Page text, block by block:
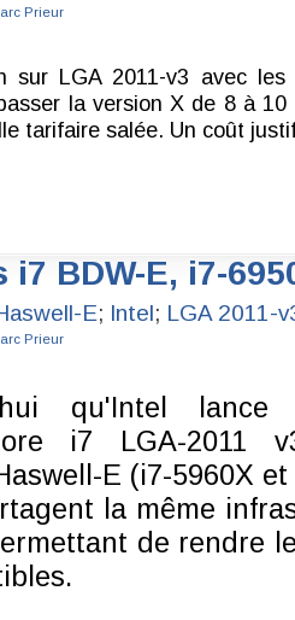
Prieur
sur LGA 2011-v3 avec les
la version X de 8 à 10
tarifaire salée. Un coût
BDW-E, i7-
E; Intel; LGA 2011-
Prieur
qu'Intel lance
i7 LGA-2011
E (i7-5960X
la même
de rendre